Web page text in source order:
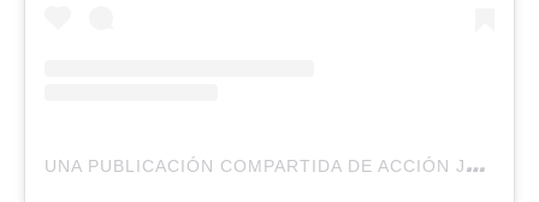
U
NA PUBLICACIÓN COMPARTIDA DE ACCIÓN JOVEN (@ACCION.JOVEN)